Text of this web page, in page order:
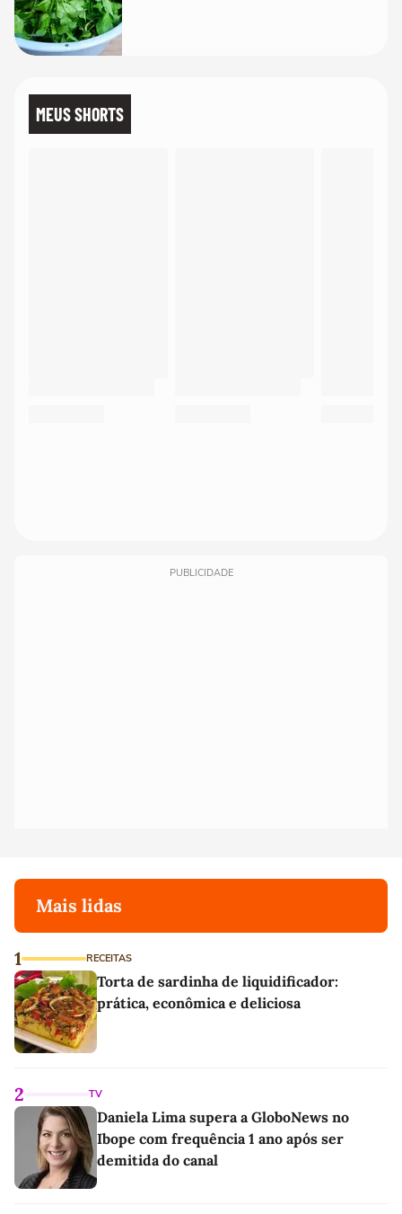
MEUS SHORTS
PUBLICIDADE
Mais lidas
1 RECEITAS
Torta de sardinha de liquidificador:
prática, econômica e deliciosa
2 TV
Daniela Lima supera a GloboNews no
Ibope com frequência 1 ano após ser
demitida do canal